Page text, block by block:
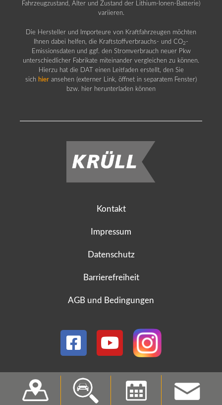
Fahrzeugzustand, Alter und Zustand der Lithium-Ionen-Batterie)
variieren.
Die Hersteller und Importeure von Kraftfahrzeugen möchten
Ihnen dabei helfen, die Kraftstoffverbrauchs- und CO2 -
Emissionsdaten und ggf. den Stromverbrauch neuer Pkw
unterschiedlicher Fabrikate miteinander vergleichen zu können.
Hierzu hat die DAT einen Leitfaden erstellt, den Sie
sich hier ansehen (externer Link, öffnet in separatem Fenster)
bzw. hier herunterladen können
Kontakt
Impressum
Datenschutz
Barrierefreiheit
AGB und Bedingungen